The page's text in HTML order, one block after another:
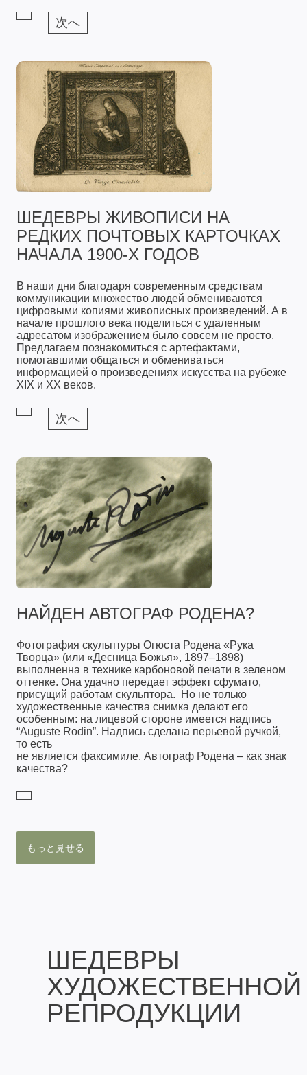
次へ
ШЕДЕВРЫ ЖИВОПИСИ НА
РЕДКИХ ПОЧТОВЫХ КАРТОЧКАХ
НАЧАЛА 1900-Х ГОДОВ
В наши дни благодаря современным средствам
коммуникации множество людей обмениваются
цифровыми копиями живописных произведений. А в
начале прошлого века поделиться с удаленным
адресатом изображением было совсем не просто.
Предлагаем познакомиться с артефактами,
помогавшими общаться и обмениваться
информацией о произведениях искусства на рубеже
XIX и XX веков.
次へ
НАЙДЕН АВТОГРАФ РОДЕНА?
Фотография скульптуры Огюста Родена «Рука
Творца» (или «Десница Божья», 1897–1898)
выполненна в технике карбоновой печати в зеленом
оттенке. Она удачно передает эффект сфумато,
присущий работам скульптора. Но не только
художественные качества снимка делают его
особенным: на лицевой стороне имеется надпись
“Auguste Rodin”. Надпись сделана перьевой ручкой,
то есть
не является факсимиле. Автограф Родена – как знак
качества?
もっと見せる
ШЕДЕВРЫ
ХУДОЖЕСТВЕННОЙ
РЕПРОДУКЦИИ